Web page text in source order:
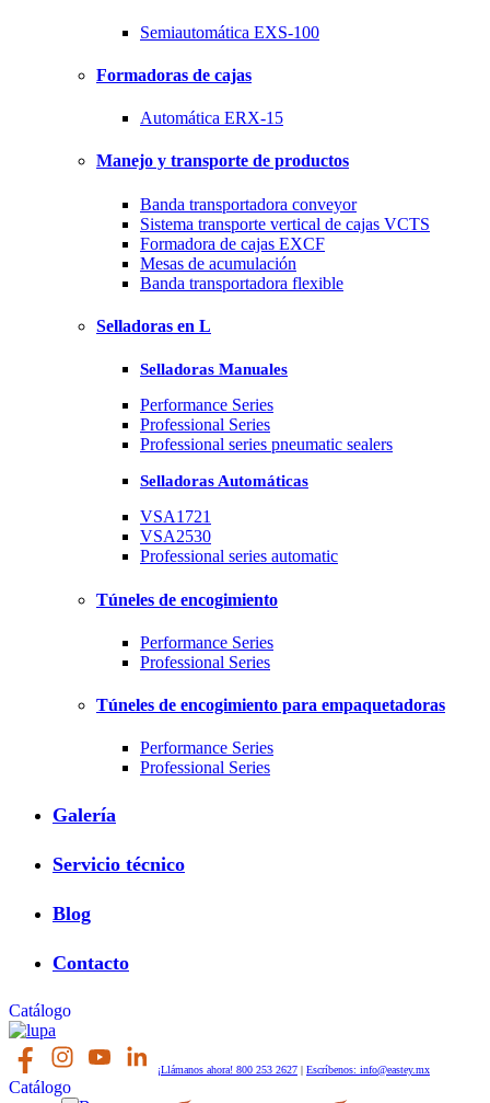
Semiautomática EXS-100
Formadoras de cajas
Automática ERX-15
Manejo y transporte de productos
Banda transportadora conveyor
Sistema transporte vertical de cajas VCTS
Formadora de cajas EXCF
Mesas de acumulación
Banda transportadora flexible
Selladoras en L
Selladoras Manuales
Performance Series
Professional Series
Professional series pneumatic sealers
Selladoras Automáticas
VSA1721
VSA2530
Professional series automatic
Túneles de encogimiento
Performance Series
Professional Series
Túneles de encogimiento para empaquetadoras
Performance Series
Professional Series
Galería
Servicio técnico
Blog
Contacto
Catálogo
¡Llámanos ahora! 800 253 2627 | Escríbenos: info@eastey.mx
Catálogo